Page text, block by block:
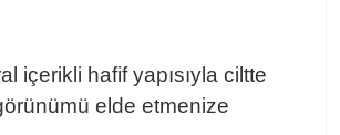
içerikli hafif yapısıyla ciltte
elde etmenize